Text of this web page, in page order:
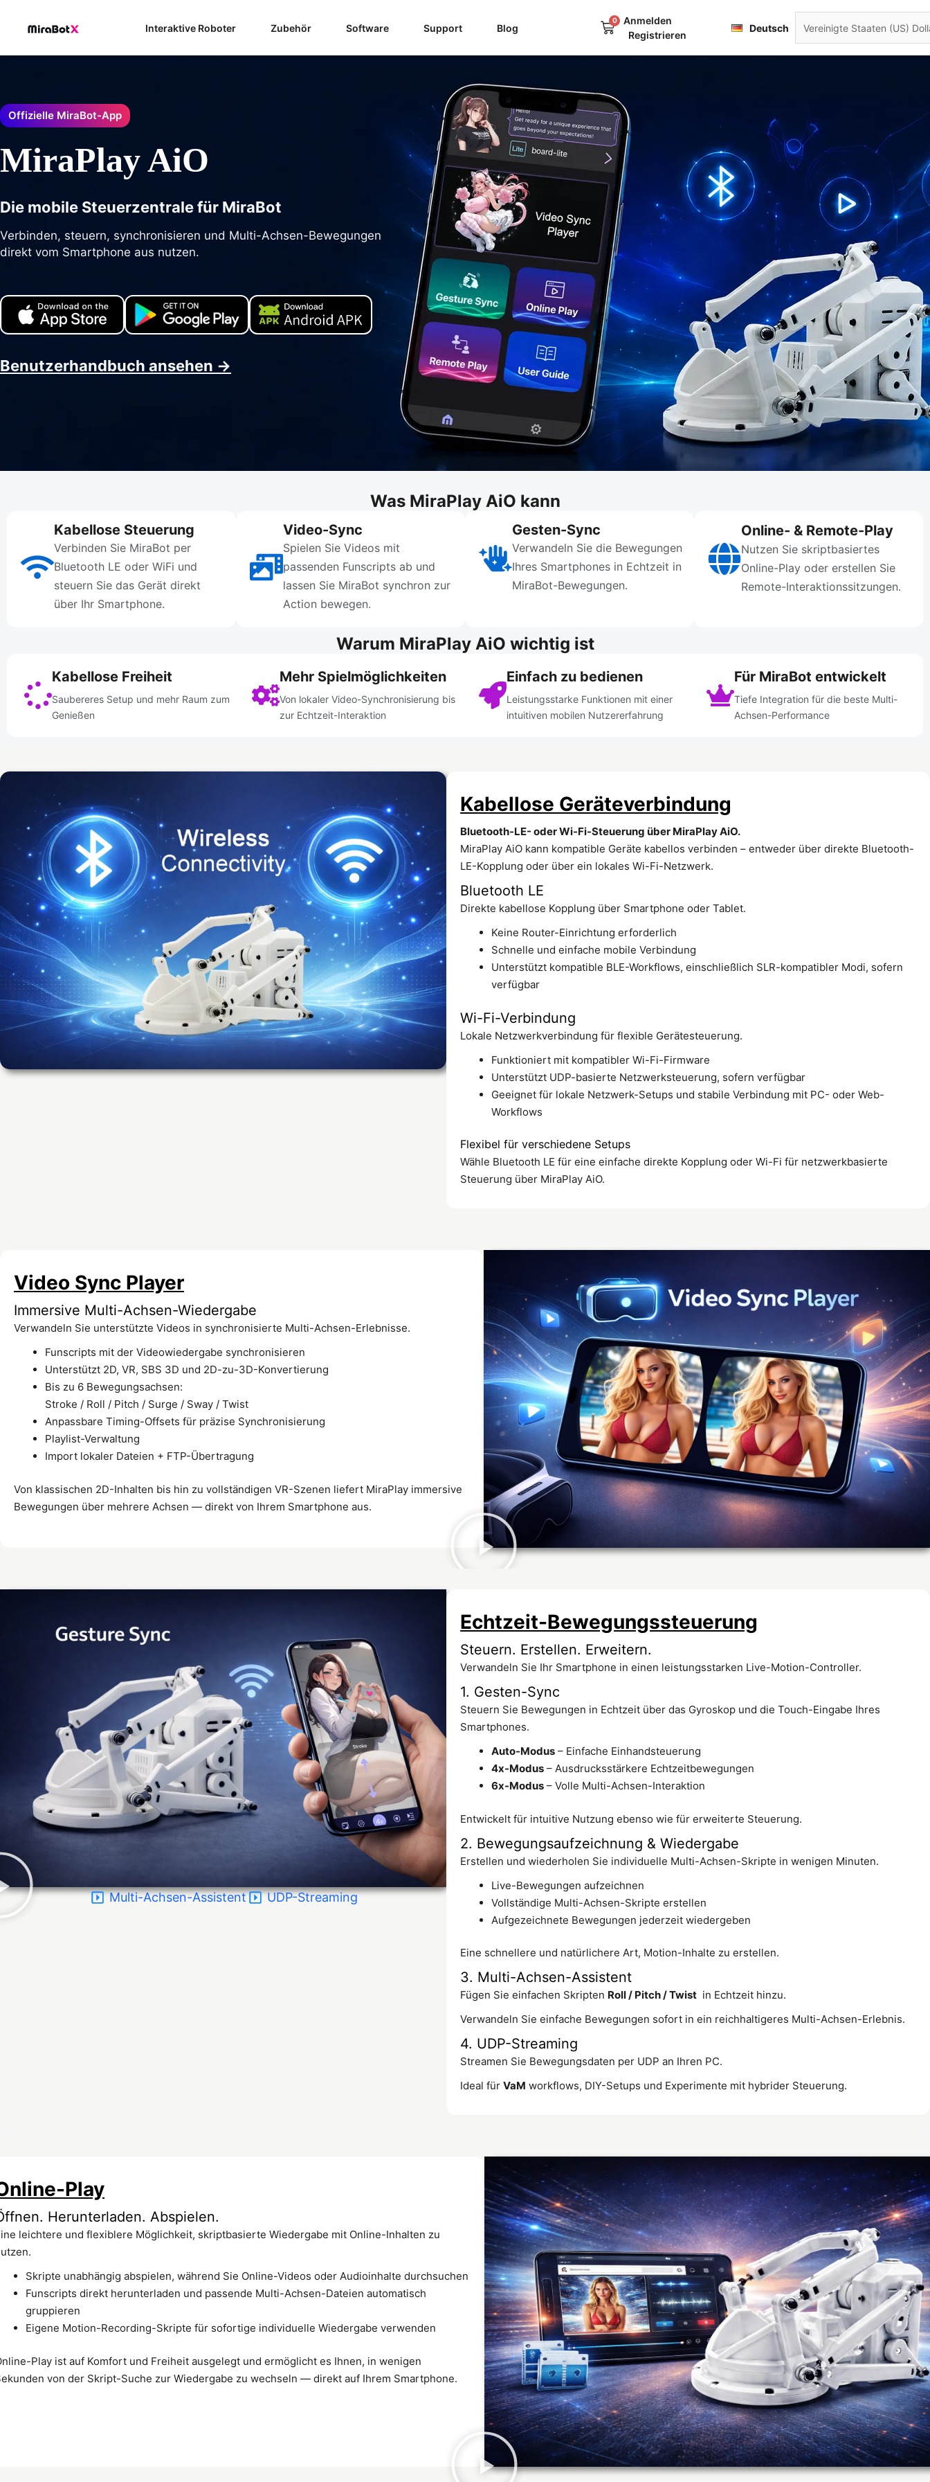
Interaktive Roboter Zubehör Software Support Blog
0
Warenkorb
Anmelden
Registrieren
Deutsch
日本語
Offizielle MiraBot-App
MiraPlay AiO
Die mobile Steuerzentrale für MiraBot
Verbinden, steuern, synchronisieren und Multi-Achsen-Bewegungen
direkt vom Smartphone aus nutzen.
Benutzerhandbuch ansehen →
Was MiraPlay AiO kann
Kabellose Steuerung
Verbinden Sie MiraBot per
Bluetooth LE oder WiFi und
steuern Sie das Gerät direkt
über Ihr Smartphone.
Video-Sync
Spielen Sie Videos mit
passenden Funscripts ab und
lassen Sie MiraBot synchron zur
Action bewegen.
Gesten-Sync
Verwandeln Sie die Bewegungen
Ihres Smartphones in Echtzeit in
MiraBot-Bewegungen.
Online- & Remote-Play
Nutzen Sie skriptbasiertes
Online-Play oder erstellen Sie
Remote-Interaktionssitzungen.
Warum MiraPlay AiO wichtig ist
Kabellose Freiheit
Saubereres Setup und mehr Raum zum
Genießen
Mehr Spielmöglichkeiten
Von lokaler Video-Synchronisierung bis
zur Echtzeit-Interaktion
Einfach zu bedienen
Leistungsstarke Funktionen mit einer
intuitiven mobilen Nutzererfahrung
Für MiraBot entwickelt
Tiefe Integration für die beste Multi-
Achsen-Performance
Kabellose Geräteverbindung
Bluetooth-LE- oder Wi-Fi-Steuerung über MiraPlay AiO.
MiraPlay AiO kann kompatible Geräte kabellos verbinden – entweder über direkte Bluetooth-
LE-Kopplung oder über ein lokales Wi-Fi-Netzwerk.
Bluetooth LE
Direkte kabellose Kopplung über Smartphone oder Tablet.
Keine Router-Einrichtung erforderlich
Schnelle und einfache mobile Verbindung
Unterstützt kompatible BLE-Workflows, einschließlich SLR-kompatibler Modi, sofern
verfügbar
Wi-Fi-Verbindung
Lokale Netzwerkverbindung für flexible Gerätesteuerung.
Funktioniert mit kompatibler Wi-Fi-Firmware
Unterstützt UDP-basierte Netzwerksteuerung, sofern verfügbar
Geeignet für lokale Netzwerk-Setups und stabile Verbindung mit PC- oder Web-
Workflows
Flexibel für verschiedene Setups
Wähle Bluetooth LE für eine einfache direkte Kopplung oder Wi-Fi für netzwerkbasierte
Steuerung über MiraPlay AiO.
Video Sync Player
Immersive Multi-Achsen-Wiedergabe
Verwandeln Sie unterstützte Videos in synchronisierte Multi-Achsen-Erlebnisse.
Funscripts mit der Videowiedergabe synchronisieren
Unterstützt 2D, VR, SBS 3D und 2D-zu-3D-Konvertierung
Bis zu 6 Bewegungsachsen:
Stroke / Roll / Pitch / Surge / Sway / Twist
Anpassbare Timing-Offsets für präzise Synchronisierung
Playlist-Verwaltung
Import lokaler Dateien + FTP-Übertragung
Von klassischen 2D-Inhalten bis hin zu vollständigen VR-Szenen liefert MiraPlay immersive
Bewegungen über mehrere Achsen — direkt von Ihrem Smartphone aus.
Multi-Achsen-Assistent UDP-Streaming
Echtzeit-Bewegungssteuerung
Steuern. Erstellen. Erweitern.
Verwandeln Sie Ihr Smartphone in einen leistungsstarken Live-Motion-Controller.
1. Gesten-Sync
Steuern Sie Bewegungen in Echtzeit über das Gyroskop und die Touch-Eingabe Ihres
Smartphones.
Auto-Modus – Einfache Einhandsteuerung
4x-Modus – Ausdrucksstärkere Echtzeitbewegungen
6x-Modus – Volle Multi-Achsen-Interaktion
Entwickelt für intuitive Nutzung ebenso wie für erweiterte Steuerung.
2. Bewegungsaufzeichnung & Wiedergabe
Erstellen und wiederholen Sie individuelle Multi-Achsen-Skripte in wenigen Minuten.
Live-Bewegungen aufzeichnen
Vollständige Multi-Achsen-Skripte erstellen
Aufgezeichnete Bewegungen jederzeit wiedergeben
Eine schnellere und natürlichere Art, Motion-Inhalte zu erstellen.
3. Multi-Achsen-Assistent
Fügen Sie einfachen Skripten Roll / Pitch / Twist in Echtzeit hinzu.
Verwandeln Sie einfache Bewegungen sofort in ein reichhaltigeres Multi-Achsen-Erlebnis.
4. UDP-Streaming
Streamen Sie Bewegungsdaten per UDP an Ihren PC.
Ideal fürVaM workflows, DIY-Setups und Experimente mit hybrider Steuerung.
Play
Herunterladen. Abspielen.
leichtere und flexiblere Möglichkeit, skriptbasierte Wiedergabe mit Online-Inhalten zu
Skripte unabhängig abspielen, während Sie Online-Videos oder Audioinhalte durchsuchen
Funscripts direkt herunterladen und passende Multi-Achsen-Dateien automatisch
gruppieren
Eigene Motion-Recording-Skripte für sofortige individuelle Wiedergabe verwenden
Play ist auf Komfort und Freiheit ausgelegt und ermöglicht es Ihnen, in wenigen
von der Skript-Suche zur Wiedergabe zu wechseln — direkt auf Ihrem Smartphone.